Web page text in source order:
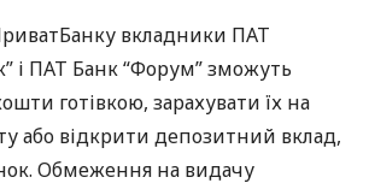
вкладники ПАТ
і ПАТ Банк “Форум” зможуть
готівкою, зарахувати їх на
або відкрити депозитний вклад,
Обмеження на видачу